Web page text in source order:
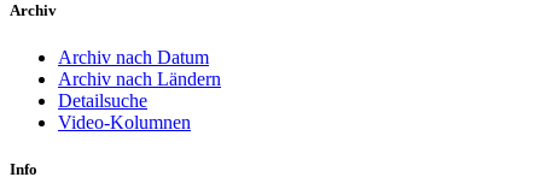
Archiv
Archiv nach Datum
Archiv nach Ländern
Detailsuche
Video-Kolumnen
Info